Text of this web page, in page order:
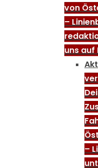
von
–
uns auf
–